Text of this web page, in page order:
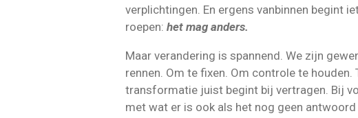
verplichtingen. En ergens vanbinnen begint
roepen: het mag anders.
Maar verandering is spannend. We zijn
rennen. Om te fixen. Om controle te houden.
transformatie juist begint bij vertragen. Bij
met wat er is ook als het nog geen antwoord